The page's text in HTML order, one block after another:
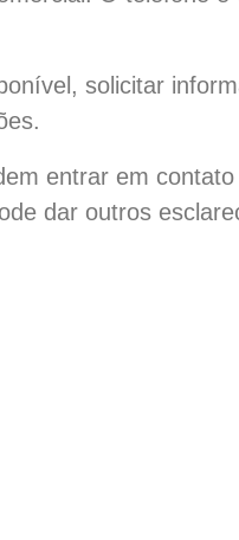
solicitar
entrar em
dar outros